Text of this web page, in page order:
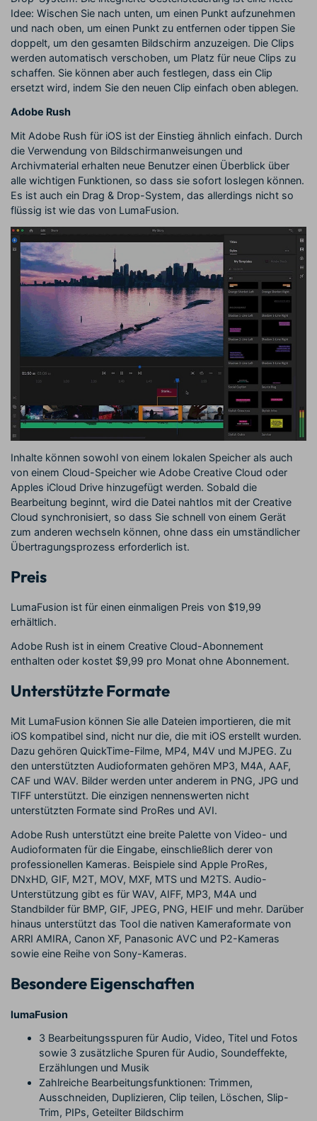
Idee: Wischen Sie nach unten, um einen Punkt aufzunehmen
und nach oben, um einen Punkt zu entfernen oder tippen Sie
doppelt, um den gesamten Bildschirm anzuzeigen. Die Clips
werden automatisch verschoben, um Platz für neue Clips zu
schaffen. Sie können aber auch festlegen, dass ein Clip
ersetzt wird, indem Sie den neuen Clip einfach oben ablegen.
Adobe Rush
Mit Adobe Rush für iOS ist der Einstieg ähnlich einfach. Durch
die Verwendung von Bildschirmanweisungen und
Archivmaterial erhalten neue Benutzer einen Überblick über
alle wichtigen Funktionen, so dass sie sofort loslegen können.
Es ist auch ein Drag & Drop-System, das allerdings nicht so
flüssig ist wie das von LumaFusion.
Inhalte können sowohl von einem lokalen Speicher als auch
von einem Cloud-Speicher wie Adobe Creative Cloud oder
Apples iCloud Drive hinzugefügt werden. Sobald die
Bearbeitung beginnt, wird die Datei nahtlos mit der Creative
Cloud synchronisiert, so dass Sie schnell von einem Gerät
zum anderen wechseln können, ohne dass ein umständlicher
Übertragungsprozess erforderlich ist.
Preis
LumaFusion ist für einen einmaligen Preis von $19,99
erhältlich.
Adobe Rush ist in einem Creative Cloud-Abonnement
enthalten oder kostet $9,99 pro Monat ohne Abonnement.
Unterstützte Formate
Mit LumaFusion können Sie alle Dateien importieren, die mit
iOS kompatibel sind, nicht nur die, die mit iOS erstellt wurden.
Dazu gehören QuickTime-Filme, MP4, M4V und MJPEG. Zu
den unterstützten Audioformaten gehören MP3, M4A, AAF,
CAF und WAV. Bilder werden unter anderem in PNG, JPG und
TIFF unterstützt. Die einzigen nennenswerten nicht
unterstützten Formate sind ProRes und AVI.
Adobe Rush unterstützt eine breite Palette von Video- und
Audioformaten für die Eingabe, einschließlich derer von
professionellen Kameras. Beispiele sind Apple ProRes,
DNxHD, GIF, M2T, MOV, MXF, MTS und M2TS. Audio-
Unterstützung gibt es für WAV, AIFF, MP3, M4A und
Standbilder für BMP, GIF, JPEG, PNG, HEIF und mehr. Darüber
hinaus unterstützt das Tool die nativen Kameraformate von
ARRI AMIRA, Canon XF, Panasonic AVC und P2-Kameras
sowie eine Reihe von Sony-Kameras.
Besondere Eigenschaften
lumaFusion
3 Bearbeitungsspuren für Audio, Video, Titel und Fotos
sowie 3 zusätzliche Spuren für Audio, Soundeffekte,
Erzählungen und Musik
Zahlreiche Bearbeitungsfunktionen: Trimmen,
Ausschneiden, Duplizieren, Clip teilen, Löschen, Slip-
Trim, PIPs, Geteilter Bildschirm